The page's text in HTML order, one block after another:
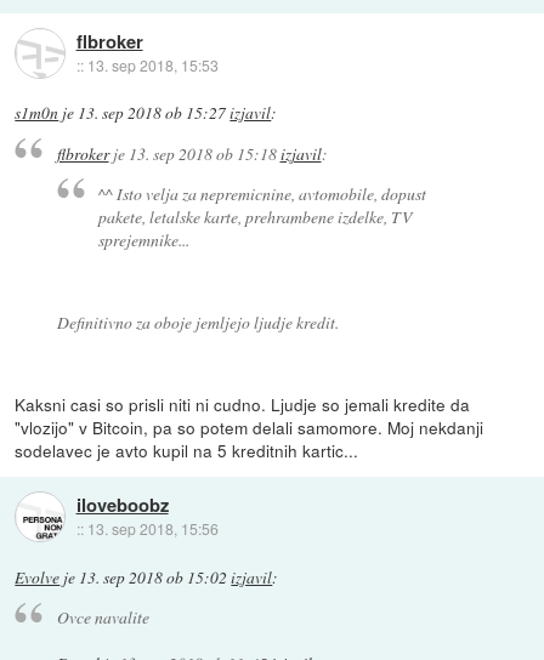
flbroker
:: 13. sep 2018, 15:53
s1m0n je 13. sep 2018 ob 15:27izjavil:
flbrokerje 13. sep 2018 ob 15:18izjavil:
^^ Isto velja za nepremicnine, avtomobile, dopust
pakete, letalske karte, prehrambene izdelke, TV
sprejemnike...
Definitivno za oboje jemljejo ljudje kredit.
Kaksni casi so prisli niti ni cudno. Ljudje so jemali kredite da
"vlozijo" v Bitcoin, pa so potem delali samomore. Moj nekdanji
sodelavec je avto kupil na 5 kreditnih kartic...
iloveboobz
:: 13. sep 2018, 15:56
Evolve je 13. sep 2018 ob 15:02 izjavil:
Ovce navalite